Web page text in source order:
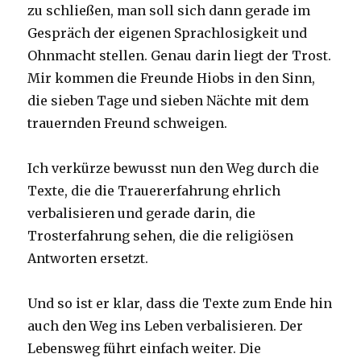
zu schließen, man soll sich dann gerade im
Gespräch der eigenen Sprachlosigkeit und
Ohnmacht stellen. Genau darin liegt der Trost.
Mir kommen die Freunde Hiobs in den Sinn,
die sieben Tage und sieben Nächte mit dem
trauernden Freund schweigen.
Ich verkürze bewusst nun den Weg durch die
Texte, die die Trauererfahrung ehrlich
verbalisieren und gerade darin, die
Trosterfahrung sehen, die die religiösen
Antworten ersetzt.
Und so ist er klar, dass die Texte zum Ende hin
auch den Weg ins Leben verbalisieren. Der
Lebensweg führt einfach weiter. Die